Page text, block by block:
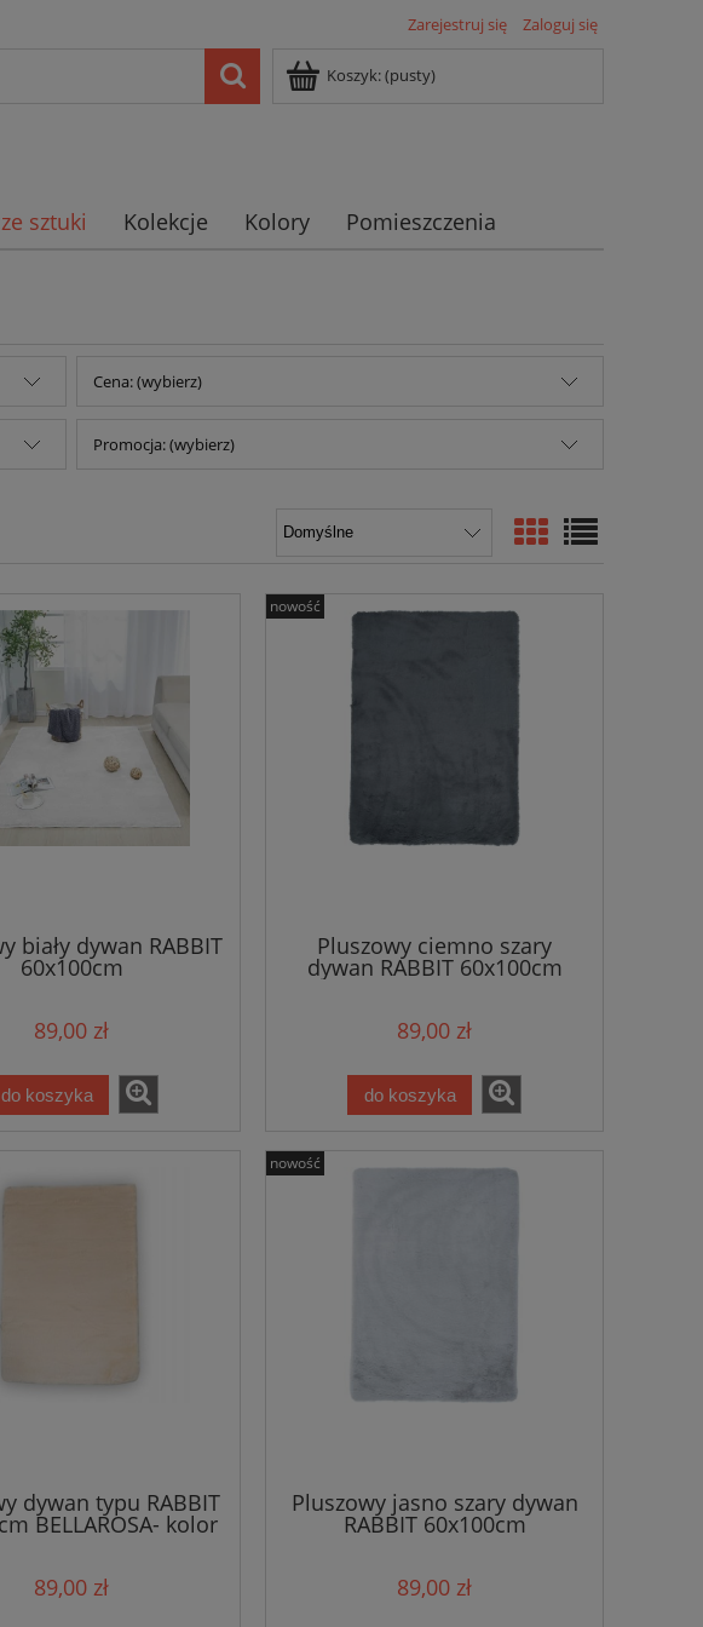
Zarejestruj się Zaloguj się
Koszyk:(pusty)
sztuki Kolekcje Kolory Pomieszczenia
Cena: (wybierz)
Promocja: (wybierz)
biały dywan RABBIT
60x100cm
89,00 zł
do koszyka
Pluszowy ciemno szary
dywan RABBIT 60x100cm
89,00 zł
do koszyka
nowość
dywan typu RABBIT
BELLAROSA- kolor
89,00 zł
Pluszowy jasno szary dywan
RABBIT 60x100cm
89,00 zł
nowość